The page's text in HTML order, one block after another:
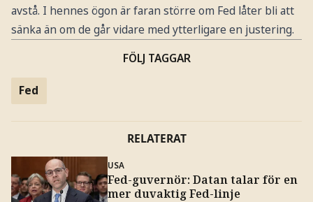
avstå. I hennes ögon är faran större om Fed låter bli att
sänka än om de går vidare med ytterligare en justering.
FÖLJ TAGGAR
Fed
RELATERAT
USA
Fed-guvernör: Datan talar för en
mer duvaktig Fed-linje